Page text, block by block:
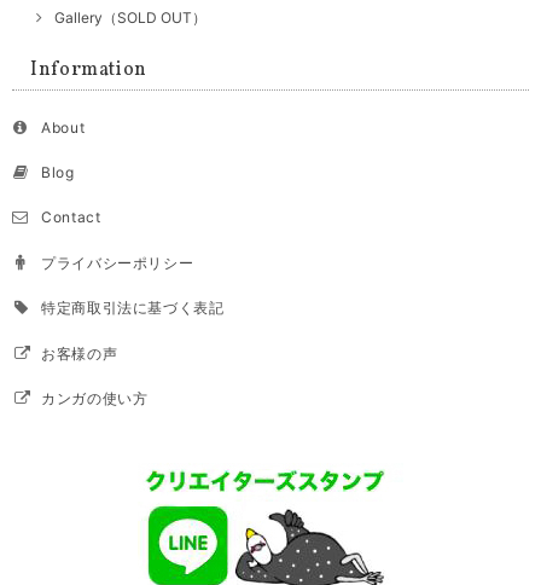
Gallery（SOLD OUT）
Information
About
Blog
Contact
プライバシーポリシー
特定商取引法に基づく表記
お客様の声
カンガの使い方